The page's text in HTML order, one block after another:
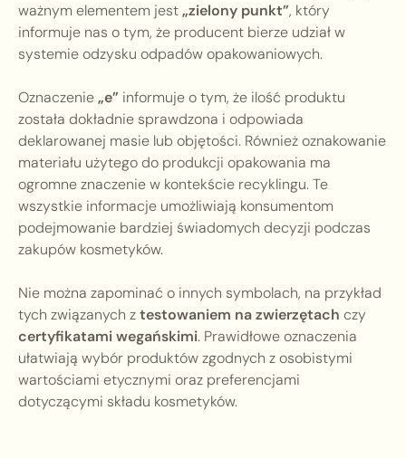
ważnym elementem jest„zielony punkt”, który
informuje nas o tym, że producent bierze udział w
systemie odzysku odpadów opakowaniowych.
Oznaczenie„e” informuje o tym, że ilość produktu
została dokładnie sprawdzona i odpowiada
deklarowanej masie lub objętości. Również oznakowanie
materiału użytego do produkcji opakowania ma
ogromne znaczenie w kontekście recyklingu. Te
wszystkie informacje umożliwiają konsumentom
podejmowanie bardziej świadomych decyzji podczas
zakupów kosmetyków.
Nie można zapominać o innych symbolach, na przykład
tych związanych ztestowaniem na zwierzętach czy
certyfikatami wegańskimi. Prawidłowe oznaczenia
ułatwiają wybór produktów zgodnych z osobistymi
wartościami etycznymi oraz preferencjami
dotyczącymi składu kosmetyków.